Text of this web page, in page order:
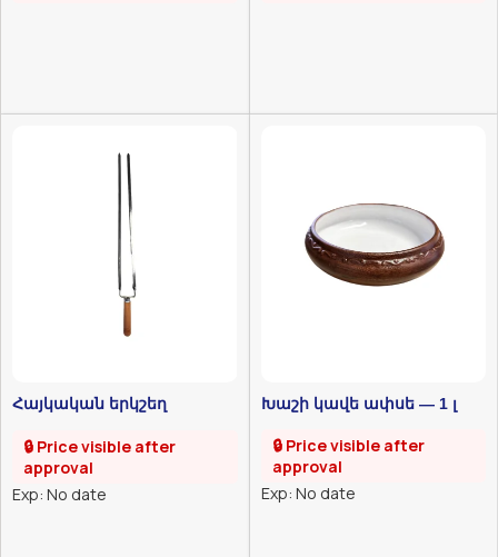
Հայկական երկշեղ
🔒 Price visible after
approval
Exp: No date
Խաշի կավե ափսե — 1 լ
🔒 Price visible after
approval
Exp: No date